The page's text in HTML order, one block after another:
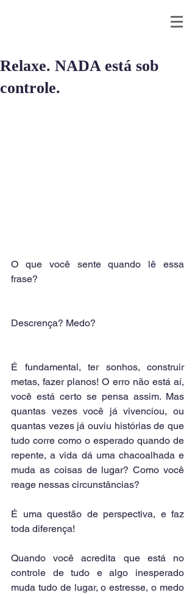
Relaxe. NADA está sob
controle.
O que você sente quando lê essa
frase?
Descrença? Medo?
É fundamental, ter sonhos, construir
metas, fazer planos! O erro não está aí,
você está certo se pensa assim. Mas
quantas vezes você já vivenciou, ou
quantas vezes já ouviu histórias de que
tudo corre como o esperado quando de
repente, a vida dá uma chacoalhada e
muda as coisas de lugar? Como você
reage nessas circunstâncias?
É uma questão de perspectiva, e faz
toda diferença!
Quando você acredita que está no
controle de tudo e algo inesperado
muda tudo de lugar, o estresse, o medo